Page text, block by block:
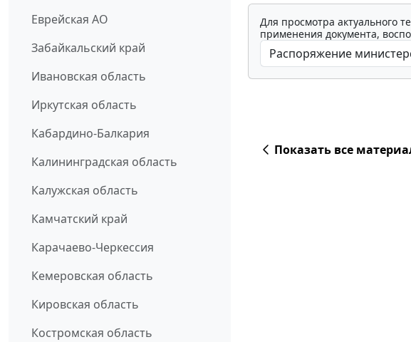
Еврейская АО
Забайкальский край
Ивановская область
Иркутская область
Кабардино-Балкария
Калининградская область
Калужская область
Камчатский край
Карачаево-Черкессия
Кемеровская область
Кировская область
Костромская область
Для просмотра актуального
применения документа,
Показать все